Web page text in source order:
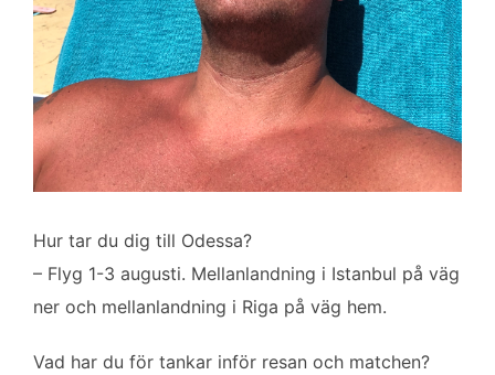
Hur tar du dig till Odessa?
– Flyg 1-3 augusti. Mellanlandning i Istanbul på väg
ner och mellanlandning i Riga på väg hem.
Vad har du för tankar inför resan och matchen?